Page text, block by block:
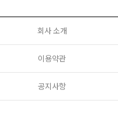
회사 소개
이용약관
공지사항